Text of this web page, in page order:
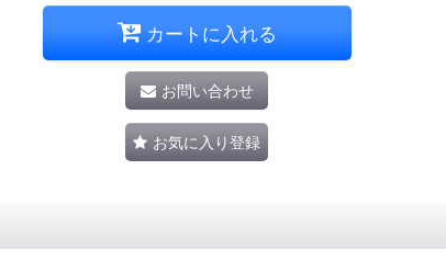
カートに入れる
お問い合わせ
お気に入り登録